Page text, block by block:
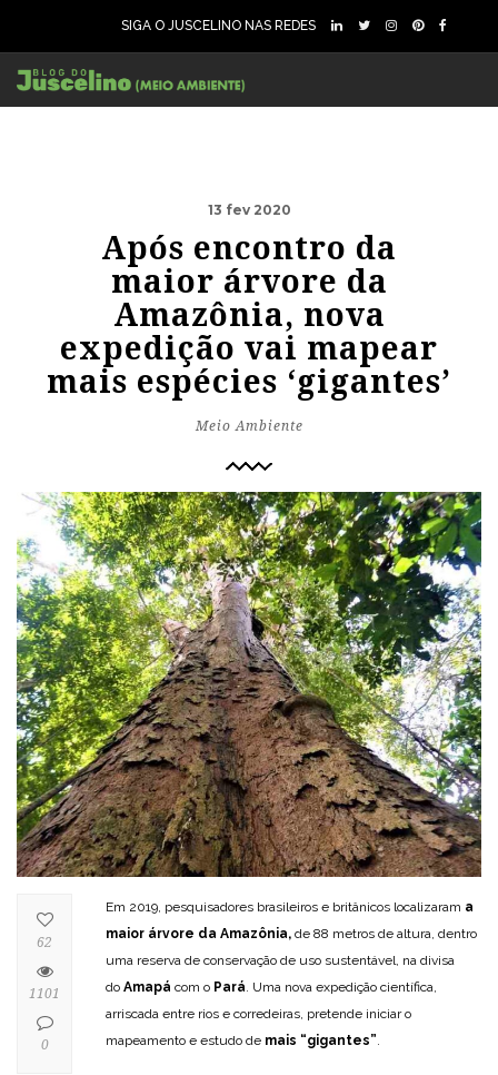
SIGA O JUSCELINO NAS REDES
13 fev 2020
Após encontro da
maior árvore da
Amazônia, nova
expedição vai mapear
mais espécies ‘gigantes’
Meio Ambiente
Em 2019, pesquisadores brasileiros e britânicos localizaram a
maior árvore da Amazônia, de 88 metros de altura, dentro
uma reserva de conservação de uso sustentável, na divisa
do Amapá com o Pará. Uma nova expedição científica,
arriscada entre rios e corredeiras, pretende iniciar o
mapeamento e estudo de mais “gigantes”.
62
1101
0